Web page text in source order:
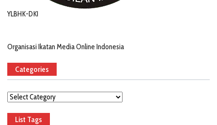
YLBHK-DKI
Organisasi Ikatan Media Online Indonesia
Categories
Categories
List Tags